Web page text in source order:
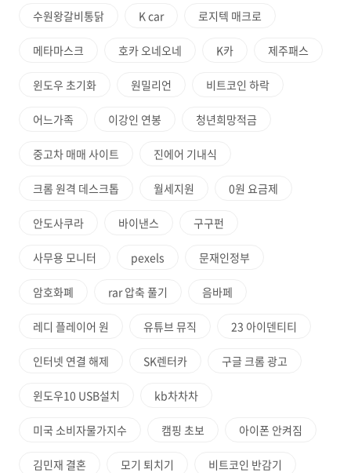
수원왕갈비통닭 K car 로지텍 매크로
메타마스크 호카 오네오네 K카 제주패스
윈도우 초기화 원밀리언 비트코인 하락
어느가족 이강인 연봉 청년희망적금
중고차 매매 사이트 진에어 기내식
크롬 원격 데스크톱 월세지원 0원 요금제
안도사쿠라 바이낸스 구구펀
사무용 모니터 pexels 문재인정부
암호화폐 rar 압축 풀기 음바페
레디 플레이어 원 유튜브 뮤직 23 아이덴티티
인터넷 연결 해제 SK렌터카 구글 크롬 광고
윈도우10 USB설치 kb차차차
미국 소비자물가지수 캠핑 초보 아이폰 안켜짐
김민재 결혼 모기 퇴치기 비트코인 반감기